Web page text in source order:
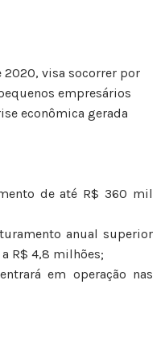
2020, visa socorrer por
empresários
econômica gerada
de até R$ 360 mil
anual superior
R$ 4,8 milhões;
em operação nas